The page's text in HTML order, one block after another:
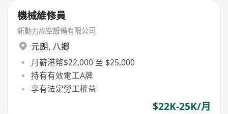
機械維修員
新動力高空設備有限公司
元朗, 八鄉
月薪港幣$22,000 至 $25,000
持有有效電工A牌
享有法定勞工權益
$22K-25K/月